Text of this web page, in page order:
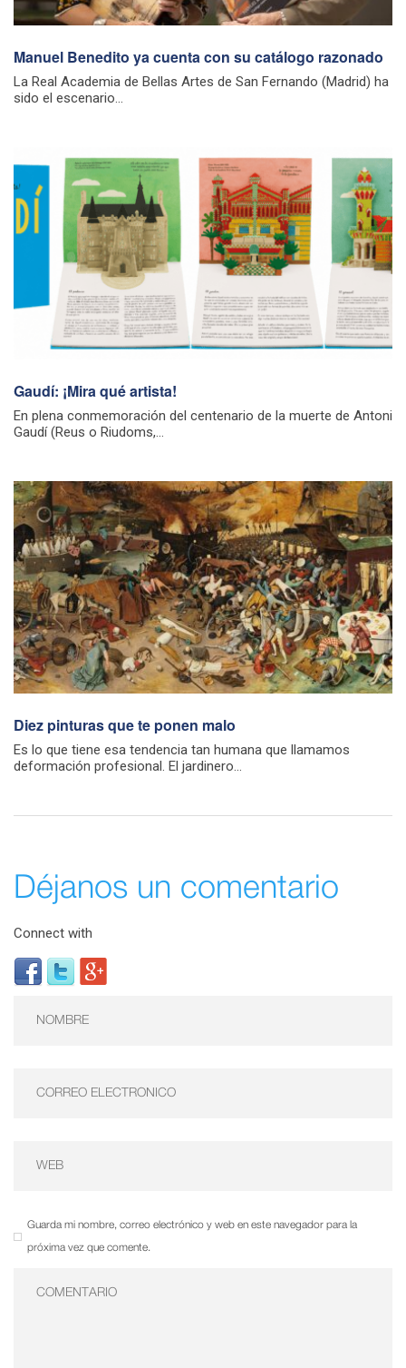
Manuel Benedito ya cuenta con su catálogo razonado
La Real Academia de Bellas Artes de San Fernando (Madrid) ha
sido el escenario...
Gaudí: ¡Mira qué artista!
En plena conmemoración del centenario de la muerte de Antoni
Gaudí (Reus o Riudoms,...
Diez pinturas que te ponen malo
Es lo que tiene esa tendencia tan humana que llamamos
deformación profesional. El jardinero...
Déjanos un comentario
Connect with
Guarda mi nombre, correo electrónico y web en este navegador para la
próxima vez que comente.